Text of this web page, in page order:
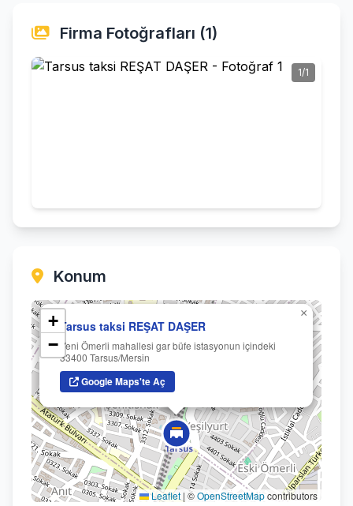
Firma Fotoğrafları (1)
1/1
Konum
Tarsus taksi REŞAT DAŞER
Yeni Ömerli mahallesi gar büfe istasyonun içindeki
33400 Tarsus/Mersin
Google Maps'te Aç
×
+
−
Leaflet | ©OpenStreetMapcontributors